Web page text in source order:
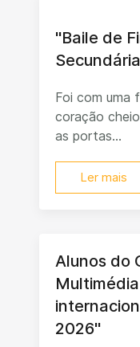
"Baile de
Foi com uma
coração
as portas...
Ler mais
Alunos do
2026"